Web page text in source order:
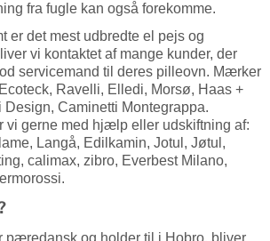
fra fugle kan også forekomme.
er det mest udbredte el pejs og
vi kontaktet af mange kunder, der
servicemand til deres pilleovn. Mærker
Ecoteck, Ravelli, Elledi, Morsø, Haas +
Design, Caminetti Montegrappa.
vi gerne med hjælp eller udskiftning af:
Langå, Edilkamin, Jotul, Jøtul,
calimax, zibro, Everbest Milano,
pæredansk og holder til i Hobro, bliver